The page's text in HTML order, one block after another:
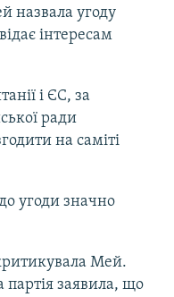
назвала угоду
інтересам
і ЄС, за
ради
на саміті
угоди значно
Мей.
партія заявила, що